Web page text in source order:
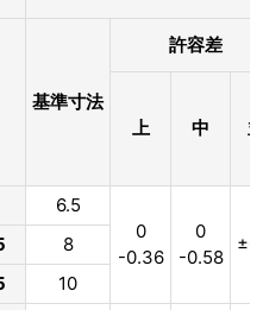
基準寸法
許容差
上 中
6.5
0
-0.36
0
-0.58
8
10